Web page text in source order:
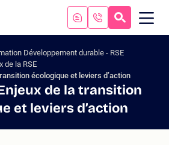
Développement durable - RSE
de la RSE
écologique et leviers d’action
de la transition
et leviers d’action